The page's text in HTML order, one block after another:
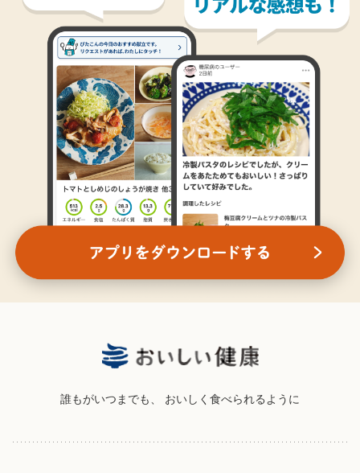
誰もがいつまでも、 おいしく食べられるように